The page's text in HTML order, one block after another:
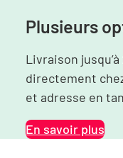
Plusieurs
Livraison
directement
et adresse en
En savoir plus